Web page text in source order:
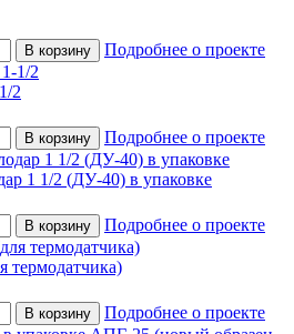
В корзину Подробнее о проекте
2
В корзину Подробнее о проекте
1 1/2 (ДУ-40) в упаковке
В корзину Подробнее о проекте
термодатчика)
В корзину Подробнее о проекте